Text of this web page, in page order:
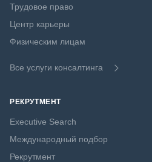
Трудовое право
Центр карьеры
Физическим лицам
Все услуги консалтинга
РЕКРУТМЕНТ
Executive Search
Международный подбор
Рекрутмент